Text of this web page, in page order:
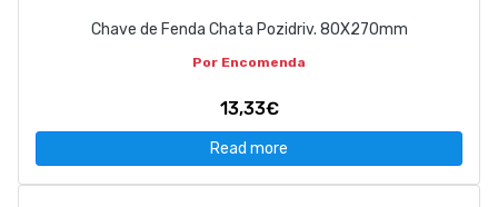
Chave de Fenda Chata Pozidriv. 80X270mm
Por Encomenda
13,33€
Read more